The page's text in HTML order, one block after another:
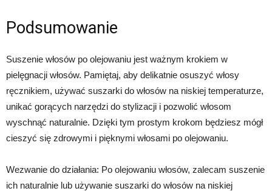
Podsumowanie
Suszenie włosów po olejowaniu jest ważnym krokiem w
pielęgnacji włosów. Pamiętaj, aby delikatnie osuszyć włosy
ręcznikiem, używać suszarki do włosów na niskiej temperaturze,
unikać gorących narzędzi do stylizacji i pozwolić włosom
wyschnąć naturalnie. Dzięki tym prostym krokom będziesz mógł
cieszyć się zdrowymi i pięknymi włosami po olejowaniu.
Wezwanie do działania: Po olejowaniu włosów, zalecam suszenie
ich naturalnie lub używanie suszarki do włosów na niskiej